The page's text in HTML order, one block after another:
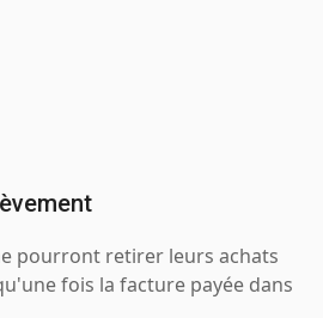
pourront retirer leurs achats
fois la facture payée dans